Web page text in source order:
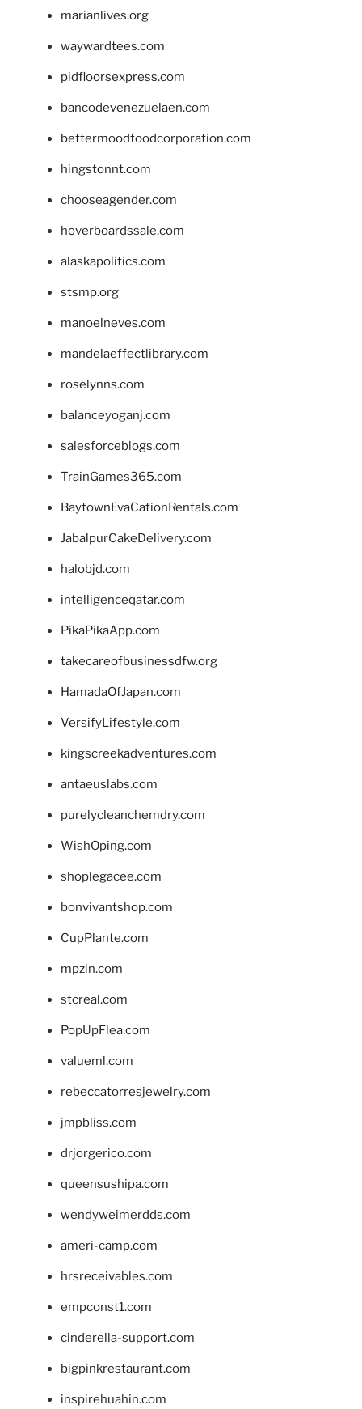
marianlives.org
waywardtees.com
pidfloorsexpress.com
bancodevenezuelaen.com
bettermoodfoodcorporation.com
hingstonnt.com
chooseagender.com
hoverboardssale.com
alaskapolitics.com
stsmp.org
manoelneves.com
mandelaeffectlibrary.com
roselynns.com
balanceyoganj.com
salesforceblogs.com
TrainGames365.com
BaytownEvaCationRentals.com
JabalpurCakeDelivery.com
halobjd.com
intelligenceqatar.com
PikaPikaApp.com
takecareofbusinessdfw.org
HamadaOfJapan.com
VersifyLifestyle.com
kingscreekadventures.com
antaeuslabs.com
purelycleanchemdry.com
WishOping.com
shoplegacee.com
bonvivantshop.com
CupPlante.com
mpzin.com
stcreal.com
PopUpFlea.com
valueml.com
rebeccatorresjewelry.com
jmpbliss.com
drjorgerico.com
queensushipa.com
wendyweimerdds.com
ameri-camp.com
hrsreceivables.com
empconst1.com
cinderella-support.com
bigpinkrestaurant.com
inspirehuahin.com